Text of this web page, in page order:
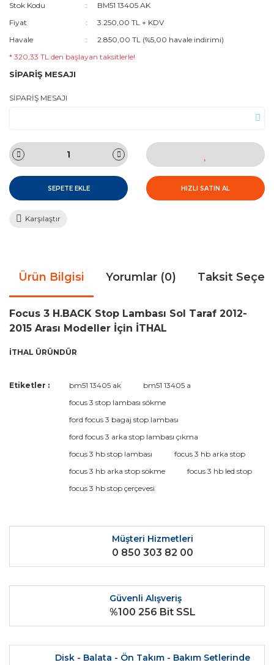
Stok Kodu
BM51 13405 AK
Fiyat
3.250,00 TL + KDV
Havale
2.850,00 TL (%5,00 havale indirimi)
* 320,33 TL den başlayan taksitlerle!
SİPARİŞ MESAJI
SİPARİŞ MESAJI
SEPETE EKLE HIZLI SATIN AL
Karşılaştır
Ürün Bilgisi Yorumlar (0) Taksit
Focus 3 H.BACK Stop Lambası Sol Taraf 2012-
2015 Arası Modeller İçin İTHAL
İTHAL ÜRÜNDÜR
Bu ürüne ilk yorumu siz yapın!
Yorum Yaz
Bu ürünün fiyat bilgisi, resim, ürün açıklamalarında ve diğer
kullanarak tarafımıza iletebilirsiniz.
Görüş ve önerileriniz için teşekkür ederiz.
Gönder
Etiketler : bm51 13405 ak
bm51 13405 a
focus 3 stop lambası sökme
ford focus 3 bagaj stop lambası
ford focus 3 arka stop lambası çıkma
focus 3 hb stop lambası
focus 3 hb arka stop
focus 3 hb arka stop sökme
focus 3 hb led stop
focus 3 hb stop çerçevesi
Müşteri Hizmetleri
0 850 303 82 00
Güvenli Alışveriş
%100 256 Bit SSL
Disk - Balata - Ön Takım - Bakım Setlerinde